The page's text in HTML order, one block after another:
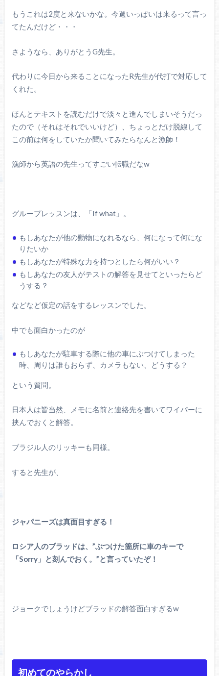
もうこれは2度と来ないかな。今週いっぱいは来るって言っ
てたんだけど・・・
さようなら、ありがとうG先生。
代わりに今日から来ることになったR先生が代打で対応して
くれた。
ほんとテキストを読むだけで淡々と進んでしまいそうだっ
たので（それはそれでいいけど）、ちょっとだけ脱線して
この前は何をしていたか聞いてみたらなんと漁師！
漁師から英語の先生ってすごい転職だなw
グループレッスンは、「If what」。
もしあなたが他の動物になれるなら、何になって何にな
りたいか
もしあなたが特殊な力を持つとしたら何がいい？
もしあなたの友人がテストの解答を見せてといったらど
うする？
などなど仮定の話をするレッスンでした。
中でも面白かったのが
もしあなたが駐車する際に他の車にぶつけてしまった
時、周りは誰もおらず、カメラもない、どうする？
という質問。
日本人は皆当然、メモに名前と連絡先を書いてワイパーに
挟んでおくと解答。
ブラジル人のリッキーも同様。
すると先生が、
ジャパニーズは真面目すぎる！
ロシア人のブラッドは、”ぶつけた箇所に車のキーで
「Sorry」と刻んでおく。”と言っていたぞ！
ジョークでしょうけどブラッドの解答面白すぎるw
初めてのやらかし